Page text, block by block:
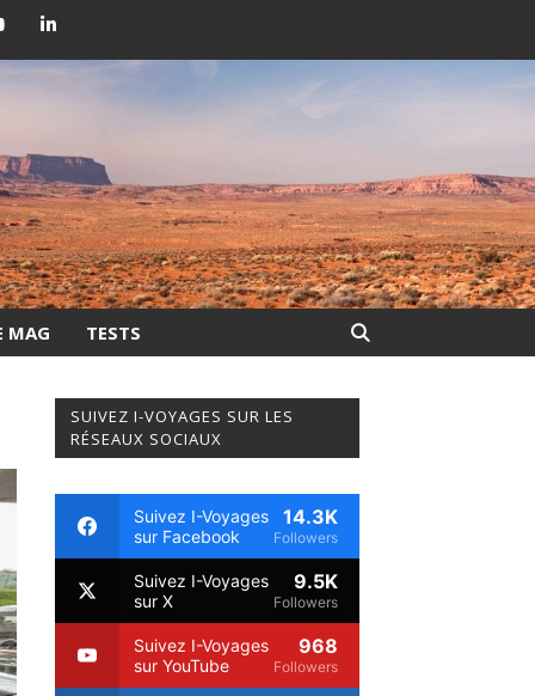
MAG TESTS
SUIVEZ I-VOYAGES SUR LES
RÉSEAUX SOCIAUX
Suivez I-Voyages
sur Facebook
14.3K
Followers
Suivez I-Voyages
sur X
9.5K
Followers
Suivez I-Voyages
sur YouTube
968
Followers